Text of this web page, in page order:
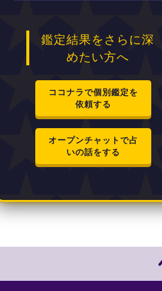
鑑定結果をさらに深
めたい方へ
ココナラで個別鑑定を
依頼する
オープンチャットで占
いの話をする